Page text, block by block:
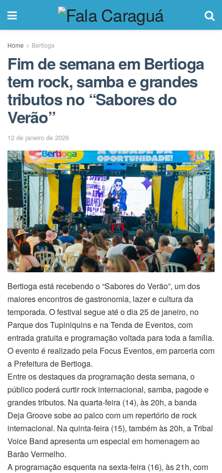
Home Bertioga
Fim de semana em Bertioga
tem rock, samba e grandes
tributos no “Sabores do
Verão”
12 de janeiro de 2026
Bertioga está recebendo o “Sabores do Verão”, um dos
maiores encontros de gastronomia, lazer e cultura da
temporada. O festival segue até o dia 25 de janeiro, no
Parque dos Tupiniquins e na Tenda de Eventos, com
entrada gratuita e programação voltada para toda a família.
O evento é realizado pela Focus Eventos, em parceria com
a Prefeitura de Bertioga.
Entre os destaques da programação desta semana, o
público poderá curtir rock internacional, samba, pagode e
grandes tributos. Na quarta-feira (14), às 20h, a banda
Deja Groove sobe ao palco com um repertório de rock
internacional. Na quinta-feira (15), também às 20h, a Tribal
Voice Band apresenta um especial em homenagem ao
Barão Vermelho.
A programação esquenta na sexta-feira (16), às 21h, com